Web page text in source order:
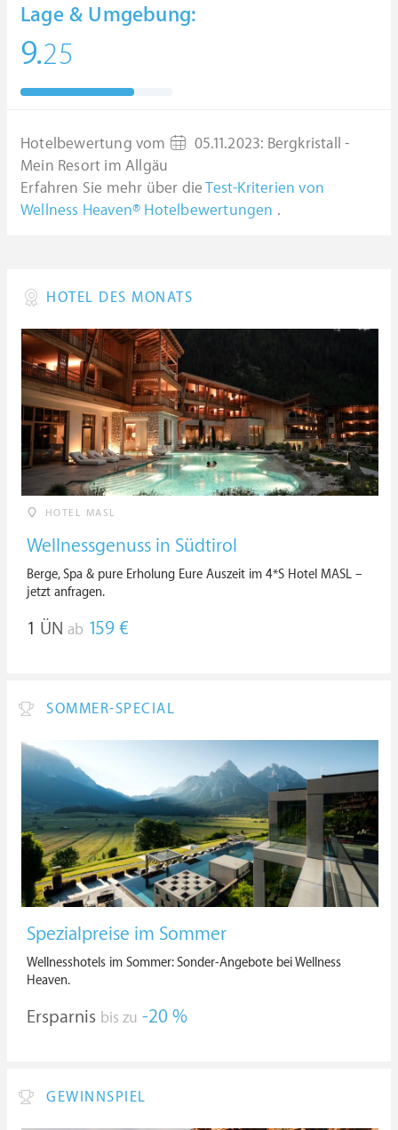
Lage & Umgebung:
9.25
Hotelbewertung vom 05.11.2023: Bergkristall -
Mein Resort im Allgäu
Erfahren Sie mehr über dieTest-Kriterien von
Wellness Heaven® Hotelbewertungen .
HOTEL DES MONATS
HOTEL MASL
Wellnessgenuss in Südtirol
Berge, Spa & pure Erholung Eure Auszeit im 4*S Hotel MASL –
jetzt anfragen.
1 ÜN ab 159 €
SOMMER-SPECIAL
Spezialpreise im Sommer
Wellnesshotels im Sommer: Sonder-Angebote bei Wellness
Heaven.
Ersparnis bis zu -20 %
GEWINNSPIEL